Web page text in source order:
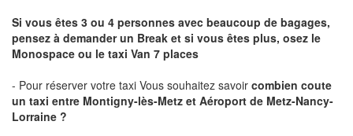
Si vous êtes 3 ou 4 personnes avec beaucoup de bagages,
pensez à demander un Break et si vous êtes plus, osez le
Monospace ou le taxi Van 7 places
- Pour réserver votre taxi Vous souhaitez savoir combien coute
un taxi entre Montigny-lès-Metz et Aéroport de Metz-Nancy-
Lorraine ?